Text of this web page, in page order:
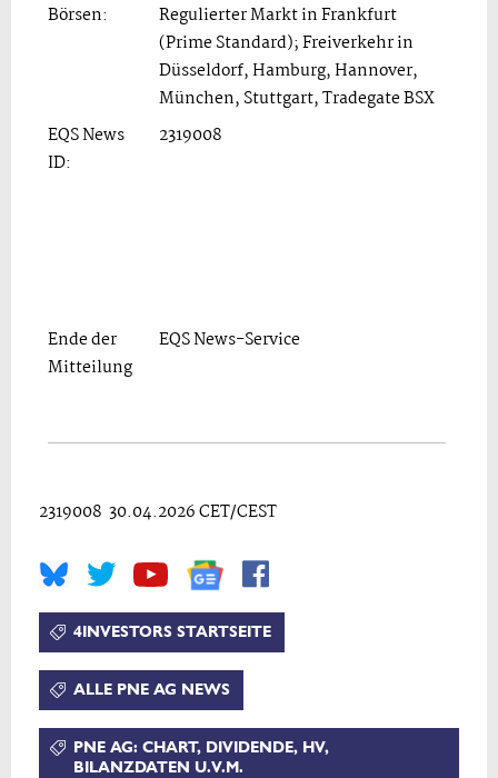
Börsen:
Regulierter Markt in Frankfurt
(Prime Standard); Freiverkehr in
Düsseldorf, Hamburg, Hannover,
München, Stuttgart, Tradegate BSX
EQS News
ID:
2319008
Ende der
Mitteilung
EQS News-Service
2319008 30.04.2026 CET/CEST
4INVESTORS STARTSEITE
ALLE PNE AG NEWS
PNE AG: CHART, DIVIDENDE, HV,
BILANZDATEN U.V.M.